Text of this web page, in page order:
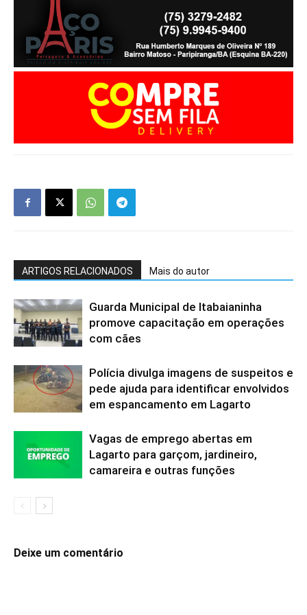
ARTIGOS RELACIONADOS Mais do autor
Guarda Municipal de Itabaianinha
promove capacitação em operações
com cães
Polícia divulga imagens de suspeitos e
pede ajuda para identificar envolvidos
em espancamento em Lagarto
Vagas de emprego abertas em
Lagarto para garçom, jardineiro,
camareira e outras funções
Deixe um comentário